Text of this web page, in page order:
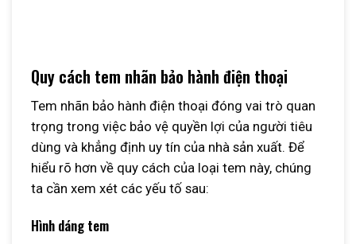
Quy cách tem nhãn bảo hành điện thoại
Tem nhãn bảo hành điện thoại đóng vai trò quan
trọng trong việc bảo vệ quyền lợi của người tiêu
dùng và khẳng định uy tín của nhà sản xuất. Để
hiểu rõ hơn về quy cách của loại tem này, chúng
ta cần xem xét các yếu tố sau:
Hình dáng tem